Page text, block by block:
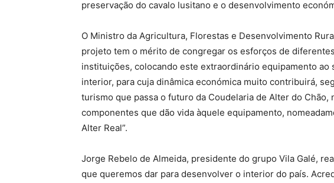
preservação do cavalo lusitano e o desenvolvimento
O Ministro da Agricultura, Florestas e Desenvolvimento
projeto tem o mérito de congregar os esforços de
instituições, colocando este extraordinário equipamento ao
interior, para cuja dinâmica económica muito contribuirá,
turismo que passa o futuro da Coudelaria de Alter do Chão,
componentes que dão vida àquele equipamento,
Alter Real”.
Jorge Rebelo de Almeida, presidente do grupo Vila Galé,
que queremos dar para desenvolver o interior do país.